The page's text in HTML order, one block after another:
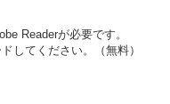
Readerが必要です。
してください。（無料）